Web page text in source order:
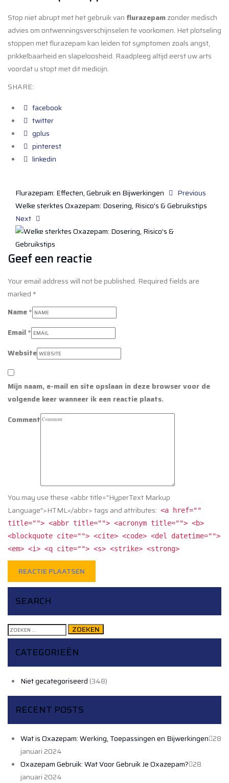
Stop niet abrupt met het gebruik van flurazepamzonder medisch
advies om ontwenningsverschijnselen te voorkomen. Het plotseling
stoppen met flurazepam kan leiden tot symptomen zoals angst,
prikkelbaarheid en slapeloosheid. Raadpleeg altijd eerst uw arts
voordat u stopt met dit medicijn.
SHARE:
facebook
twitter
gplus
pinterest
linkedin
Flurazepam: Effecten, Gebruik en Bijwerkingen
Previous
Welke sterktes Oxazepam: Dosering, Risico's & Gebruikstips
Next
Geef een reactie
Your email address will not be published. Required fields are
marked *
Name*
Email*
Website
Mijn naam, e-mail en site opslaan in deze browser voor de
volgende keer wanneer ik een reactie plaats.
Comment
You may use these <abbr title="HyperText Markup
Language">HTML</abbr> tags and attributes: <a href=""
title=""> <abbr title=""> <acronym title=""> <b>
<blockquote cite=""> <cite> <code> <del datetime="">
<em> <i> <q cite=""> <s> <strike> <strong>
SEARCH
Zoeken
naar:
CATEGORIEËN
Niet gecategoriseerd (348)
RECENT POSTS
Wat is Oxazepam: Werking, Toepassingen en Bijwerkingen 28
januari 2024
Oxazepam Gebruik: Wat Voor Gebruik Je Oxazepam? 28
januari 2024